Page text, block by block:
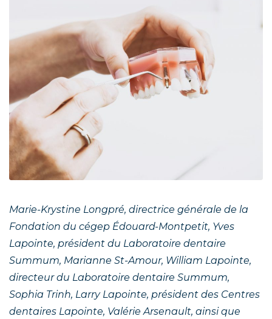
Marie-Krystine Longpré, directrice générale de la
Fondation du cégep Édouard-Montpetit, Yves
Lapointe, président du Laboratoire dentaire
Summum, Marianne St-Amour, William Lapointe,
directeur du Laboratoire dentaire Summum,
Sophia Trinh, Larry Lapointe, président des Centres
dentaires Lapointe, Valérie Arsenault, ainsi que